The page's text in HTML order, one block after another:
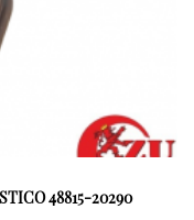
48815-20290